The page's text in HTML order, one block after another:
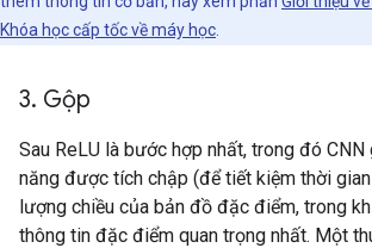
Khóa học cấp tốc về máy học
3. Gộp
Sau ReLU là bước hợp nhất, trong đó
năng được tích chập (để tiết kiệm thời
lượng chiều của bản đồ đặc điểm, trong
thông tin đặc điểm quan trọng nhất. Một